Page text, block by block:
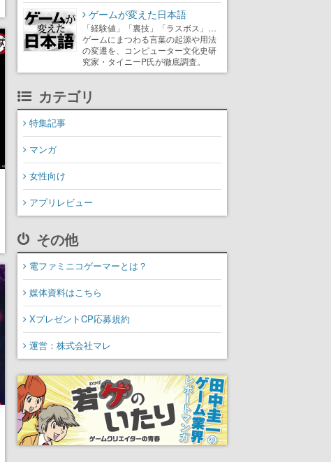
ゲームが変えた日本語
「経験値」「裏技」「ラスボス」…
ゲームにまつわる言葉の起源や用法
の変遷を、コンピューター文化史研
究家・タイニーP氏が徹底調査。
カテゴリ
特集記事
マンガ
女性向け
アプリレビュー
その他
電ファミニコゲーマーとは？
媒体資料はこちら
XプレゼントCP応募規約
運営：株式会社マレ